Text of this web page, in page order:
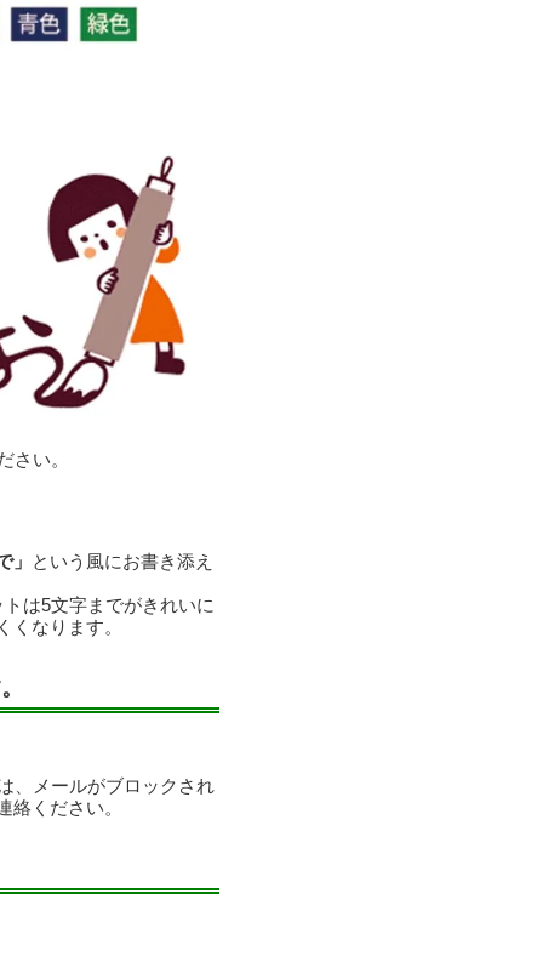
さい。
」 という風にお書き添え
は5文字までがきれいに
なります。
、メールがブロックされ
ください。